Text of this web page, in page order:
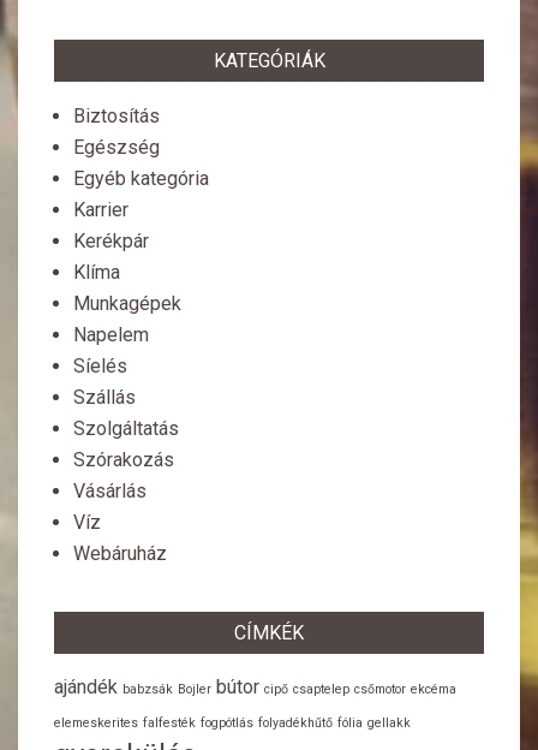
KATEGÓRIÁK
Biztosítás
Egészség
Egyéb kategória
Karrier
Kerékpár
Klíma
Munkagépek
Napelem
Síelés
Szállás
Szolgáltatás
Szórakozás
Vásárlás
Víz
Webáruház
CÍMKÉK
ajándék babzsák Bojler bútor cipő csaptelep csőmotor ekcéma
elemeskerites falfesték fogpótlás folyadékhűtő fólia gellakk